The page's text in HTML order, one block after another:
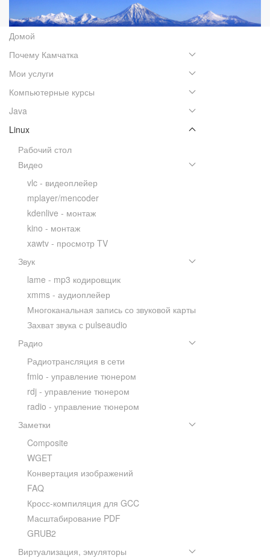
Домой
Почему Камчатка
Мои услуги
Компьютерные курсы
Java
Linux
Рабочий стол
Видео
vlc - видеоплейер
mplayer/mencoder
kdenlive - монтаж
kino - монтаж
xawtv - просмотр TV
Звук
lame - mp3 кодировщик
xmms - аудиоплейер
Многоканальная запись со звуковой карты
Захват звука с pulseaudio
Радио
Радиотрансляция в сети
fmio - управление тюнером
rdj - управление тюнером
radio - управление тюнером
Заметки
Composite
WGET
Конвертация изображений
FAQ
Кросс-компиляция для GCC
Масштабирование PDF
GRUB2
Виртуализация, эмуляторы